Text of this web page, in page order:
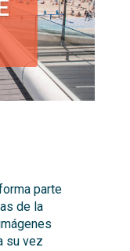
parte
de la
su vez